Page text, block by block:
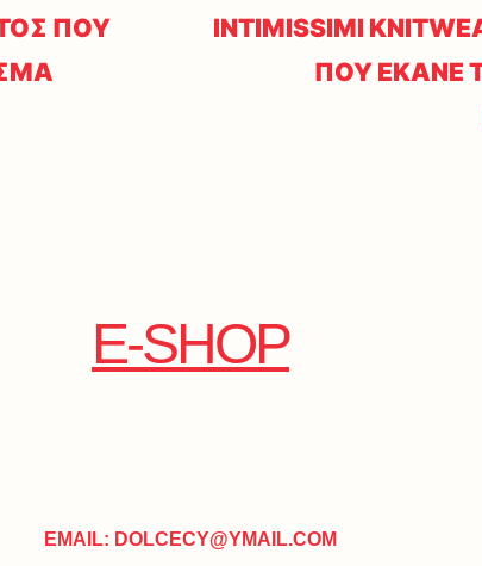
ΠΟΥ
INTIMISSIMI
ΠΟΥ ΕΚΑΝΕ
E-SHOP
EMAIL: DOLCECY@YMAIL.COM